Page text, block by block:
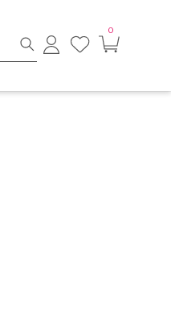
ロ
グ
お
0